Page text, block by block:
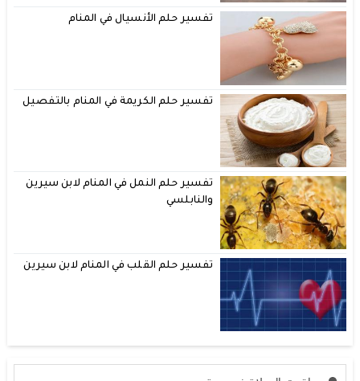
تفسير حلم الأنسيال في المنام
تفسير حلم الكريمة في المنام بالتفصيل
تفسير حلم النمل في المنام لابن سيرين
والنابلسي
تفسير حلم القلب في المنام لابن سيرين